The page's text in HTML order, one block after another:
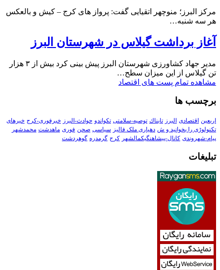
مرکز البرز؛ منوچهر اتقیایی گفت: پرواز های کرج – کیش و بالعکس
هر سه شنبه…
آغاز برداشت گیلاس در شهرستان البرز
مدیر جهاد کشاورزی شهرستان البرز پیش بینی کرد بیش از ۳ هزار
تن گیلاس از این میزان سطح…
مشاهده تمام پست های اقتصاد
برچسب ها
اربعین اقتصادی البرز تابناك توصیه-سلامتی تکواندو حوادث-البرز خبرفوری-کرج خبرهای
تکنولوڑی را بخوانید و ش دهیاری ملک فالیز سیاسی صحن فوری ماهدشت محمدشهر
پیام-شهروندی کانال-پیشاهنگیکمالشهر کرج گرمدره گوهردشت
تبلیغات